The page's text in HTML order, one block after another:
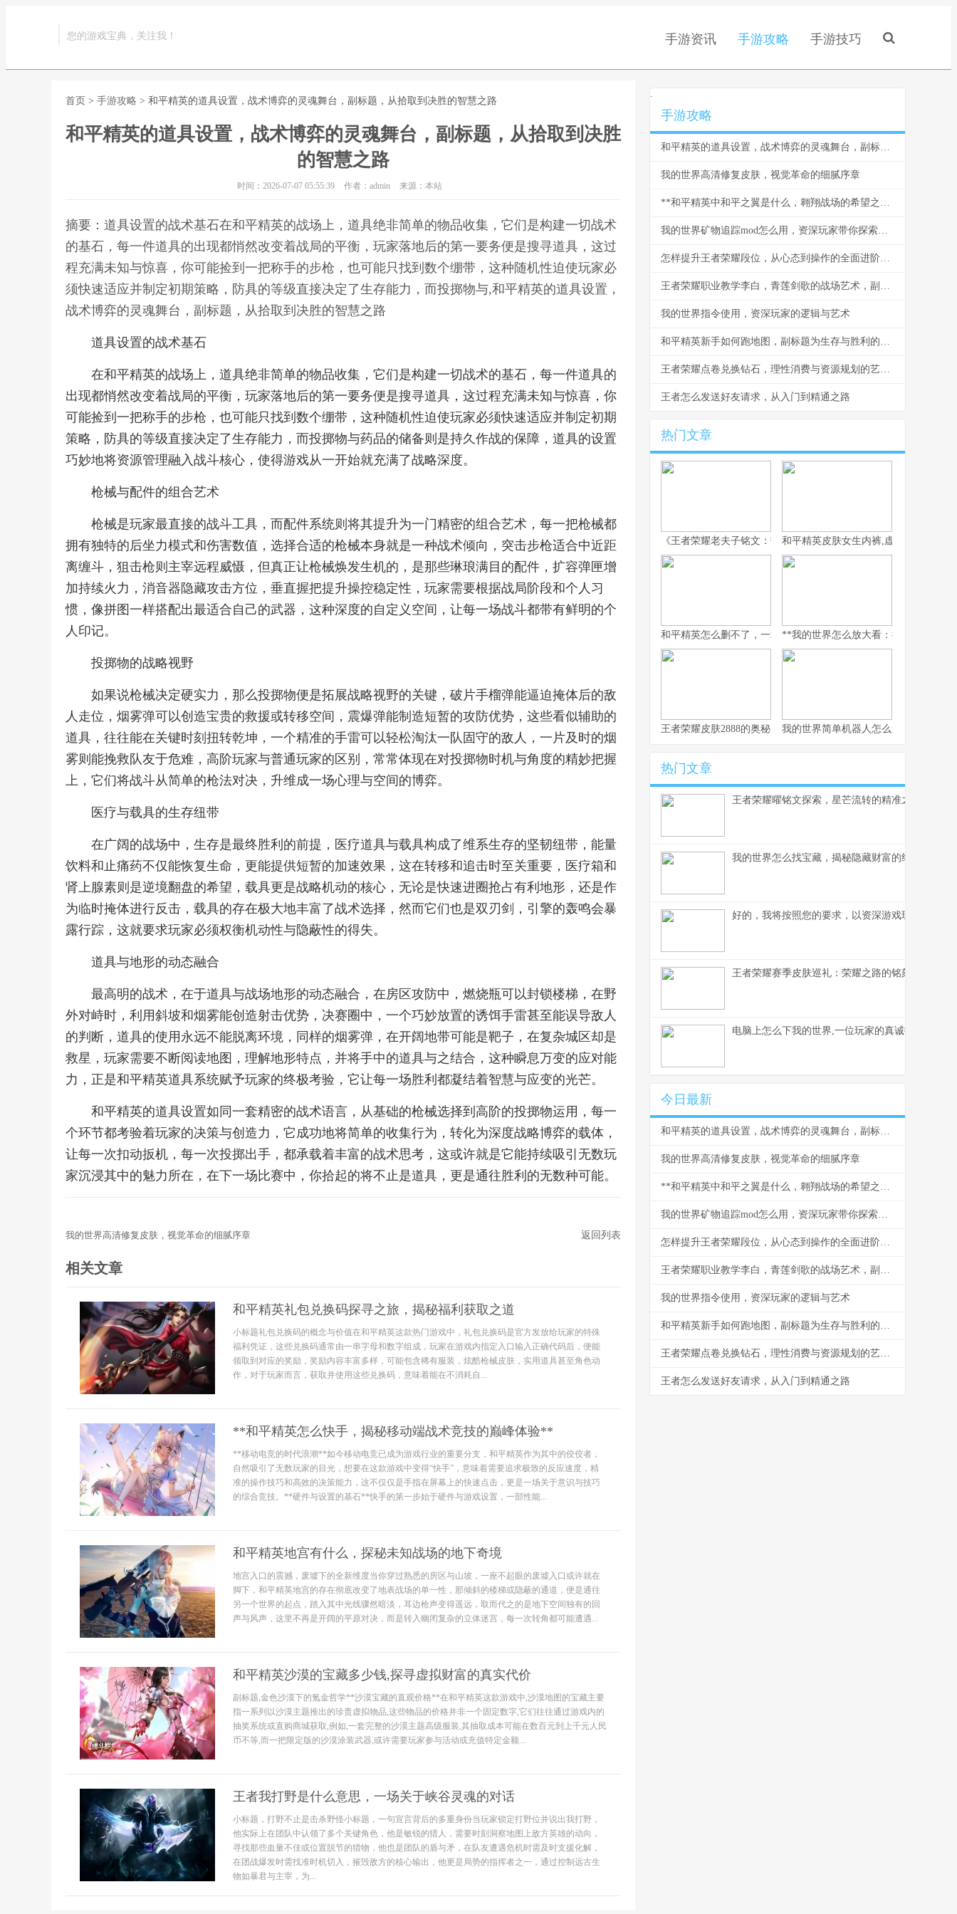
您的游戏宝典，关注我！ 手游资讯 手游攻略 手游技巧
首页 > 手游攻略 > 和平精英的道具设置，战术博弈的灵魂舞台，副标题，从拾取到决胜的智慧之路
和平精英的道具设置，战术博弈的灵魂舞台，副标题，从拾取到决胜
的智慧之路
时间：2026-07-07 05:55:39 作者：admin 来源：本站
摘要：道具设置的战术基石在和平精英的战场上，道具绝非简单的物品收集，它们是构建一切战术
的基石，每一件道具的出现都悄然改变着战局的平衡，玩家落地后的第一要务便是搜寻道具，这过
程充满未知与惊喜，你可能捡到一把称手的步枪，也可能只找到数个绷带，这种随机性迫使玩家必
须快速适应并制定初期策略，防具的等级直接决定了生存能力，而投掷物与,和平精英的道具设置，
战术博弈的灵魂舞台，副标题，从拾取到决胜的智慧之路
道具设置的战术基石
在和平精英的战场上，道具绝非简单的物品收集，它们是构建一切战术的基石，每一件道具的
出现都悄然改变着战局的平衡，玩家落地后的第一要务便是搜寻道具，这过程充满未知与惊喜，你
可能捡到一把称手的步枪，也可能只找到数个绷带，这种随机性迫使玩家必须快速适应并制定初期
策略，防具的等级直接决定了生存能力，而投掷物与药品的储备则是持久作战的保障，道具的设置
巧妙地将资源管理融入战斗核心，使得游戏从一开始就充满了战略深度。
枪械与配件的组合艺术
枪械是玩家最直接的战斗工具，而配件系统则将其提升为一门精密的组合艺术，每一把枪械都
拥有独特的后坐力模式和伤害数值，选择合适的枪械本身就是一种战术倾向，突击步枪适合中近距
离缠斗，狙击枪则主宰远程威慑，但真正让枪械焕发生机的，是那些琳琅满目的配件，扩容弹匣增
加持续火力，消音器隐藏攻击方位，垂直握把提升操控稳定性，玩家需要根据战局阶段和个人习
惯，像拼图一样搭配出最适合自己的武器，这种深度的自定义空间，让每一场战斗都带有鲜明的个
人印记。
投掷物的战略视野
如果说枪械决定硬实力，那么投掷物便是拓展战略视野的关键，破片手榴弹能逼迫掩体后的敌
人走位，烟雾弹可以创造宝贵的救援或转移空间，震爆弹能制造短暂的攻防优势，这些看似辅助的
道具，往往能在关键时刻扭转乾坤，一个精准的手雷可以轻松淘汰一队固守的敌人，一片及时的烟
雾则能挽救队友于危难，高阶玩家与普通玩家的区别，常常体现在对投掷物时机与角度的精妙把握
上，它们将战斗从简单的枪法对决，升维成一场心理与空间的博弈。
医疗与载具的生存纽带
在广阔的战场中，生存是最终胜利的前提，医疗道具与载具构成了维系生存的坚韧纽带，能量
饮料和止痛药不仅能恢复生命，更能提供短暂的加速效果，这在转移和追击时至关重要，医疗箱和
肾上腺素则是逆境翻盘的希望，载具更是战略机动的核心，无论是快速进圈抢占有利地形，还是作
为临时掩体进行反击，载具的存在极大地丰富了战术选择，然而它们也是双刃剑，引擎的轰鸣会暴
露行踪，这就要求玩家必须权衡机动性与隐蔽性的得失。
道具与地形的动态融合
最高明的战术，在于道具与战场地形的动态融合，在房区攻防中，燃烧瓶可以封锁楼梯，在野
外对峙时，利用斜坡和烟雾能创造射击优势，决赛圈中，一个巧妙放置的诱饵手雷甚至能误导敌人
的判断，道具的使用永远不能脱离环境，同样的烟雾弹，在开阔地带可能是靶子，在复杂城区却是
救星，玩家需要不断阅读地图，理解地形特点，并将手中的道具与之结合，这种瞬息万变的应对能
力，正是和平精英道具系统赋予玩家的终极考验，它让每一场胜利都凝结着智慧与应变的光芒。
和平精英的道具设置如同一套精密的战术语言，从基础的枪械选择到高阶的投掷物运用，每一
个环节都考验着玩家的决策与创造力，它成功地将简单的收集行为，转化为深度战略博弈的载体，
让每一次扣动扳机，每一次投掷出手，都承载着丰富的战术思考，这或许就是它能持续吸引无数玩
家沉浸其中的魅力所在，在下一场比赛中，你拾起的将不止是道具，更是通往胜利的无数种可能。
我的世界高清修复皮肤，视觉革命的细腻序章 返回列表
相关文章
和平精英礼包兑换码探寻之旅，揭秘福利获取之道
小标题礼包兑换码的概念与价值在和平精英这款热门游戏中，礼包兑换码是官方发放给玩家的特殊
福利凭证，这些兑换码通常由一串字母和数字组成，玩家在游戏内指定入口输入正确代码后，便能
领取到对应的奖励，奖励内容丰富多样，可能包含稀有服装，炫酷枪械皮肤，实用道具甚至角色动
作，对于玩家而言，获取并使用这些兑换码，意味着能在不消耗自...
**和平精英怎么快手，揭秘移动端战术竞技的巅峰体验**
**移动电竞的时代浪潮**如今移动电竞已成为游戏行业的重要分支，和平精英作为其中的佼佼者，
自然吸引了无数玩家的目光，想要在这款游戏中变得“快手”，意味着需要追求极致的反应速度，精
准的操作技巧和高效的决策能力，这不仅仅是手指在屏幕上的快速点击，更是一场关于意识与技巧
的综合竞技。**硬件与设置的基石**快手的第一步始于硬件与游戏设置，一部性能...
和平精英地宫有什么，探秘未知战场的地下奇境
地宫入口的震撼，废墟下的全新维度当你穿过熟悉的房区与山坡，一座不起眼的废墟入口或许就在
脚下，和平精英地宫的存在彻底改变了地表战场的单一性，那倾斜的楼梯或隐蔽的通道，便是通往
另一个世界的起点，踏入其中光线骤然暗淡，耳边枪声变得遥远，取而代之的是地下空间独有的回
声与风声，这里不再是开阔的平原对决，而是转入幽闭复杂的立体迷宫，每一次转角都可能遭遇...
和平精英沙漠的宝藏多少钱,探寻虚拟财富的真实代价
副标题,金色沙漠下的氪金哲学**沙漠宝藏的直观价格**在和平精英这款游戏中,沙漠地图的宝藏主要
指一系列以沙漠主题推出的珍贵虚拟物品,这些物品的价格并非一个固定数字,它们往往通过游戏内的
抽奖系统或直购商城获取,例如,一套完整的沙漠主题高级服装,其抽取成本可能在数百元到上千元人民
币不等,而一把限定版的沙漠涂装武器,或许需要玩家参与活动或充值特定金额...
王者我打野是什么意思，一场关于峡谷灵魂的对话
小标题，打野不止是击杀野怪小标题，一句宣言背后的多重身份当玩家锁定打野位并说出我打野，
他实际上在团队中认领了多个关键角色，他是敏锐的猎人，需要时刻洞察地图上敌方英雄的动向，
寻找那些血量不佳或位置脱节的猎物，他也是团队的盾与矛，在队友遭遇危机时需及时支援化解，
在团战爆发时需找准时机切入，摧毁敌方的核心输出，他更是局势的指挥者之一，通过控制远古生
物如暴君与主宰，为...
.
手游攻略
和平精英的道具设置，战术博弈的灵魂舞台，副标题，从拾取到决胜的智慧之路
我的世界高清修复皮肤，视觉革命的细腻序章
**和平精英中和平之翼是什么，翱翔战场的希望之翼**
我的世界矿物追踪mod怎么用，资深玩家带你探索地底奥秘
怎样提升王者荣耀段位，从心态到操作的全面进阶指南
王者荣耀职业教学李白，青莲剑歌的战场艺术，副标题，月下无限连的刺客信条
我的世界指令使用，资深玩家的逻辑与艺术
和平精英新手如何跑地图，副标题为生存与胜利的移动艺术
王者荣耀点卷兑换钻石，理性消费与资源规划的艺术，副标题，资深玩家的深度思考与策略分享
王者怎么发送好友请求，从入门到精通之路
热门文章
《王者荣耀老夫子铭文：韧性与强攻的古老智慧》
和平精英皮肤女生内裤,虚拟时尚与现
和平精英怎么删不了，一场数字时代的游戏羁绊
**我的世界怎么放大看：探索微观与宏
王者荣耀皮肤2888的奥秘，探寻顶级皮肤背后的设计哲学
我的世界简单机器人怎么造，简易红石
热门文章
王者荣耀曜铭文探索，星芒流转的精准之道,副标
我的世界怎么找宝藏，揭秘隐藏财富的终极指南
好的，我将按照您的要求，以资深游戏玩家的角
王者荣耀赛季皮肤巡礼：荣耀之路的铭刻与馈赠
电脑上怎么下我的世界,一位玩家的真诚指南
今日最新
和平精英的道具设置，战术博弈的灵魂舞台，副标题，从拾取到决胜的智慧之路
我的世界高清修复皮肤，视觉革命的细腻序章
**和平精英中和平之翼是什么，翱翔战场的希望之翼**
我的世界矿物追踪mod怎么用，资深玩家带你探索地底奥秘
怎样提升王者荣耀段位，从心态到操作的全面进阶指南
王者荣耀职业教学李白，青莲剑歌的战场艺术，副标题，月下无限连的刺客信条
我的世界指令使用，资深玩家的逻辑与艺术
和平精英新手如何跑地图，副标题为生存与胜利的移动艺术
王者荣耀点卷兑换钻石，理性消费与资源规划的艺术，副标题，资深玩家的深度思考与策略分享
王者怎么发送好友请求，从入门到精通之路